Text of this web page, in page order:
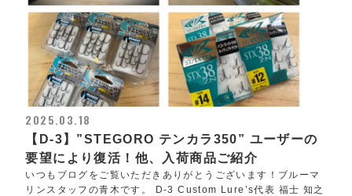
2025.03.18
【D-3】”STEGORO テンカラ350” ユーザーの
要望により復活！他、入荷商品ご紹介
いつもブログをご覧いただきありがとうございます！ブルーマ
リンスタッフの青木です。 D-3 Custom Lure’s代表 福士 知之